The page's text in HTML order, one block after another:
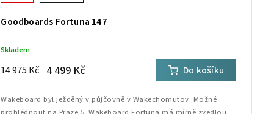
Goodboards Fortuna 147
Skladem
14 975 Kč 4 499 Kč Do košíku
Wakeboard byl ježděný v půjčovně v Wakechomutov. Možné